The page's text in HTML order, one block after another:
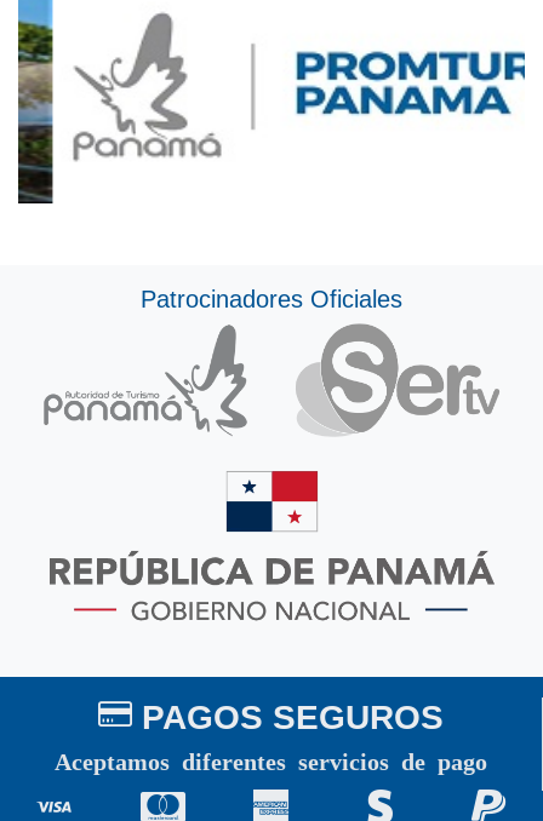
Patrocinadores Oficiales
PAGOS SEGUROS
Aceptamos diferentes servicios de pago